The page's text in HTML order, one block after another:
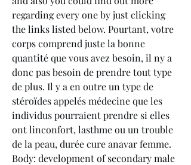
regarding every one by just clicking
the links listed below. Pourtant, votre
corps comprend juste la bonne
quantité que vous avez besoin, il ny a
donc pas besoin de prendre tout type
de plus. Il y a en outre un type de
stéroïdes appelés médecine que les
individus pourraient prendre si elles
ont linconfort, lasthme ou un trouble
de la peau, durée cure anavar femme.
Body: development of secondary male